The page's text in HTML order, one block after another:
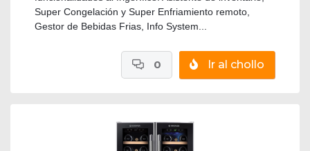
Super Congelación y Super Enfriamiento remoto,
Gestor de Bebidas Frias, Info System...
Ir al chollo
0